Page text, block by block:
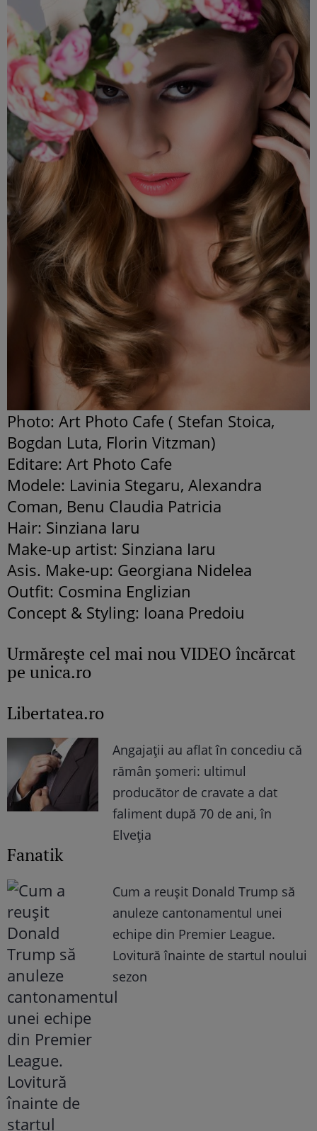
Photo: Art Photo Cafe ( Stefan Stoica,
Bogdan Luta, Florin Vitzman)
Editare: Art Photo Cafe
Modele: Lavinia Stegaru, Alexandra
Coman, Benu Claudia Patricia
Hair: Sinziana Iaru
Make-up artist: Sinziana Iaru
Asis. Make-up: Georgiana Nidelea
Outfit: Cosmina Englizian
Concept & Styling: Ioana Predoiu
Urmăreşte cel mai nou VIDEO încărcat
pe unica.ro
Libertatea.ro
Angajații au aflat în concediu că
rămân șomeri: ultimul
producător de cravate a dat
faliment după 70 de ani, în
Elveția
Fanatik
Cum a reușit Donald Trump să
anuleze cantonamentul unei
echipe din Premier League.
Lovitură înainte de startul noului
sezon